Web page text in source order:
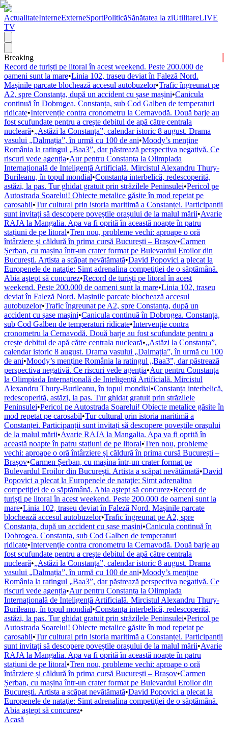
ActualitateInterneExterneSportPoliticăSănătatea la ziUtilitareLIVE
TV
Breaking
Record de turiști pe litoral în acest weekend. Peste 200.000 de
oameni sunt la mare•Linia 102, traseu deviat în Faleză Nord.
Mașinile parcate blochează accesul autobuzelor•Trafic îngreunat pe
A2, spre Constanța, după un accident cu șase mașini•Canicula
continuă în Dobrogea. Constanța, sub Cod Galben de temperaturi
ridicate•Intervenție contra cronometru la Cernavodă. Două barje au
fost scufundate pentru a crește debitul de apă către centrala
nucleară•„Astăzi la Constanța”, calendar istoric 8 august. Drama
vasului „Dalmația”, în urmă cu 100 de ani•Moody’s menține
România la ratingul „Baa3”, dar păstrează perspectiva negativă. Ce
riscuri vede agenția•Aur pentru Constanța la Olimpiada
Internațională de Inteligență Artificială. Mircistul Alexandru Thury-
Burileanu, în topul mondial•Constanța interbelică, redescoperită,
astăzi, la pas. Tur ghidat gratuit prin străzilele Peninsulei•Pericol pe
Autostrada Soarelui! Obiecte metalice găsite în mod repetat pe
carosabil•Tur cultural prin istoria maritimă a Constanței. Participanții
sunt invitați să descopere poveștile orașului de la malul mării•Avarie
RAJA la Mangalia. Apa va fi oprită în această noapte în patru
stațiuni de pe litoral•Tren nou, probleme vechi: aproape o oră
întârziere și căldură în prima cursă București – Brașov•Carmen
Șerban, cu mașina într-un crater format pe Bulevardul Eroilor din
București. Artista a scăpat nevătămată•David Popovici a plecat la
Europenele de nataţie: Simt adrenalina competiţiei de o săptămână.
Abia aştept să concurez•Record de turiști pe litoral în acest
weekend. Peste 200.000 de oameni sunt la mare•Linia 102, traseu
deviat în Faleză Nord. Mașinile parcate blochează accesul
autobuzelor•Trafic îngreunat pe A2, spre Constanța, după un
accident cu șase mașini•Canicula continuă în Dobrogea. Constanța,
sub Cod Galben de temperaturi ridicate•Intervenție contra
cronometru la Cernavodă. Două barje au fost scufundate pentru a
crește debitul de apă către centrala nucleară•„Astăzi la Constanța”,
calendar istoric 8 august. Drama vasului „Dalmația”, în urmă cu 100
de ani•Moody’s menține România la ratingul „Baa3”, dar păstrează
perspectiva negativă. Ce riscuri vede agenția•Aur pentru Constanța
la Olimpiada Internațională de Inteligență Artificială. Mircistul
Alexandru Thury-Burileanu, în topul mondial•Constanța interbelică,
redescoperită, astăzi, la pas. Tur ghidat gratuit prin străzilele
Peninsulei•Pericol pe Autostrada Soarelui! Obiecte metalice găsite în
mod repetat pe carosabil•Tur cultural prin istoria maritimă a
Constanței. Participanții sunt invitați să descopere poveștile orașului
de la malul mării•Avarie RAJA la Mangalia. Apa va fi oprită în
această noapte în patru stațiuni de pe litoral•Tren nou, probleme
vechi: aproape o oră întârziere și căldură în prima cursă București –
Brașov•Carmen Șerban, cu mașina într-un crater format pe
Bulevardul Eroilor din București. Artista a scăpat nevătămată•David
Popovici a plecat la Europenele de nataţie: Simt adrenalina
competiţiei de o săptămână. Abia aştept să concurez•Record de
turiști pe litoral în acest weekend. Peste 200.000 de oameni sunt la
mare•Linia 102, traseu deviat în Faleză Nord. Mașinile parcate
blochează accesul autobuzelor•Trafic îngreunat pe A2, spre
Constanța, după un accident cu șase mașini•Canicula continuă în
Dobrogea. Constanța, sub Cod Galben de temperaturi
ridicate•Intervenție contra cronometru la Cernavodă. Două barje au
fost scufundate pentru a crește debitul de apă către centrala
nucleară•„Astăzi la Constanța”, calendar istoric 8 august. Drama
vasului „Dalmația”, în urmă cu 100 de ani•Moody’s menține
România la ratingul „Baa3”, dar păstrează perspectiva negativă. Ce
riscuri vede agenția•Aur pentru Constanța la Olimpiada
Internațională de Inteligență Artificială. Mircistul Alexandru Thury-
Burileanu, în topul mondial•Constanța interbelică, redescoperită,
astăzi, la pas. Tur ghidat gratuit prin străzilele Peninsulei•Pericol pe
Autostrada Soarelui! Obiecte metalice găsite în mod repetat pe
carosabil•Tur cultural prin istoria maritimă a Constanței. Participanții
sunt invitați să descopere poveștile orașului de la malul mării•Avarie
RAJA la Mangalia. Apa va fi oprită în această noapte în patru
stațiuni de pe litoral•Tren nou, probleme vechi: aproape o oră
întârziere și căldură în prima cursă București – Brașov•Carmen
Șerban, cu mașina într-un crater format pe Bulevardul Eroilor din
București. Artista a scăpat nevătămată•David Popovici a plecat la
Europenele de nataţie: Simt adrenalina competiţiei de o săptămână.
Abia aştept să concurez•
Acasă